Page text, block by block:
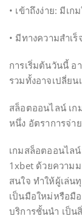
• เข้าถึงง่าย: มีเ
• มีทางความสำเ
การเริ่มต้นวันนี้
รวมทั้งอาจเปลี่ย
สล็อตออนไลน์ เ
หนึ่ง อัตราการจ่า
เกมสล็อตออนไล
1xbet ด้วยความ
สนใจ ทำให้ผู้เล่น
เป็นมือใหม่หรือมื
บริการชั้นนำ เป็น